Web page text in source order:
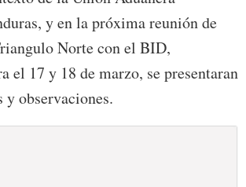
y en la próxima reunión de
Norte con el BID,
el 17 y 18 de marzo, se presentaran
observaciones.